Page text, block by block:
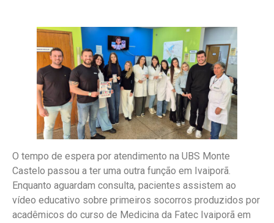
O tempo de espera por atendimento na UBS Monte
Castelo passou a ter uma outra função em Ivaiporã.
Enquanto aguardam consulta, pacientes assistem ao
vídeo educativo sobre primeiros socorros produzidos por
acadêmicos do curso de Medicina da Fatec Ivaiporã em